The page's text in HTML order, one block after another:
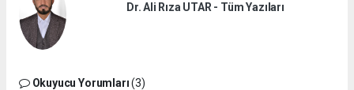
Dr. Ali Rıza UTAR - Tüm Yazıları
Okuyucu Yorumları(3)